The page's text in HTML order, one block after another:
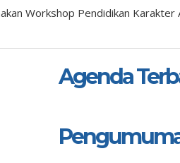
Workshop Pendidikan Karakter
Agenda